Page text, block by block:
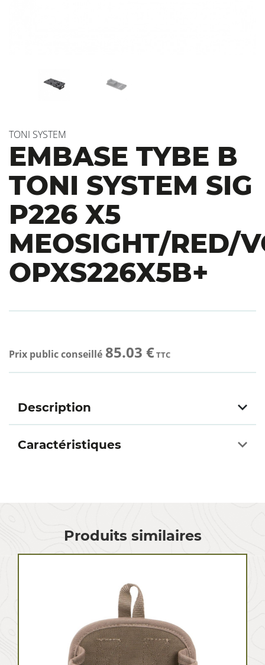
TONI SYSTEM
EMBASE TYBE B
TONI SYSTEM SIG
P226 X5
MEOSIGHT/RED/
OPXS226X5B+
Prix public conseillé 85.03 €TTC
Description
Caractéristiques
Produits similaires